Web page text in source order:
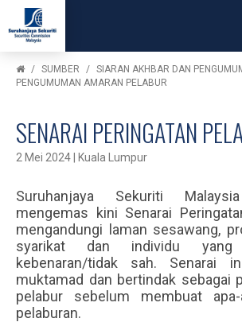
SUMBER
SIARAN AKHBAR DAN
PENGUMUMAN AMARAN PELABUR
SENARAI PERINGATAN
2 Mei 2024 | Kuala Lumpur
Suruhanjaya Sekuriti
mengemas kini Senarai
mengandungi laman sesawang,
syarikat dan individu
kebenaran/tidak sah. Senarai
muktamad dan bertindak sebagai
pelabur sebelum membuat
pelaburan.